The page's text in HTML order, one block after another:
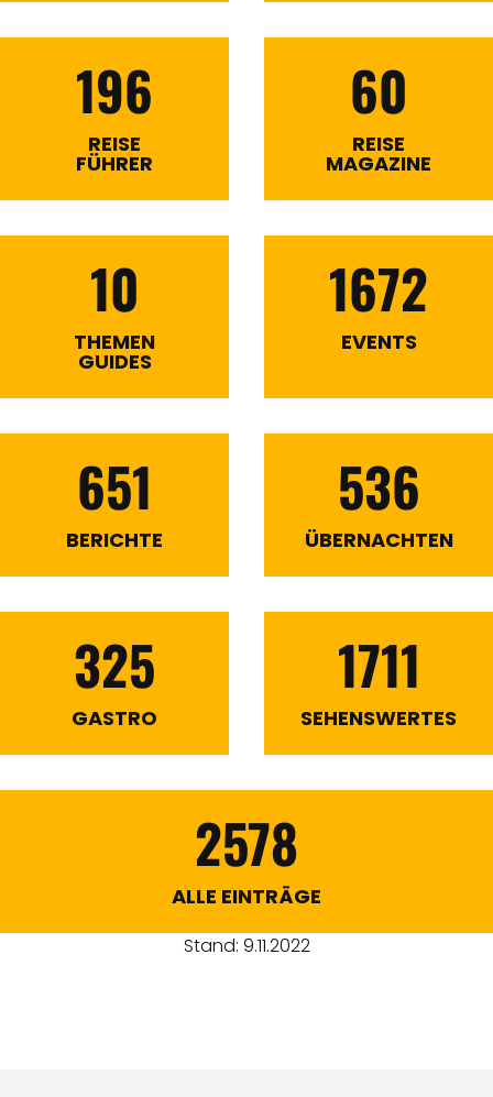
196
REISE
FÜHRER
60
REISE
MAGAZINE
10
THEMEN
GUIDES
1672
EVENTS
651
BERICHTE
536
ÜBERNACHTEN
325
GASTRO
1711
SEHENSWERTES
2578
ALLE EINTRÄGE
Stand: 9.11.2022